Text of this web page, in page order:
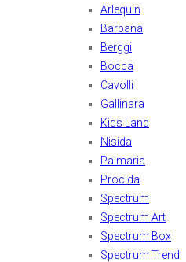
Arlequin
Barbana
Berggi
Bocca
Cavolli
Gallinara
Kids Land
Nisida
Palmaria
Procida
Spectrum
Spectrum Art
Spectrum Box
Spectrum Trend